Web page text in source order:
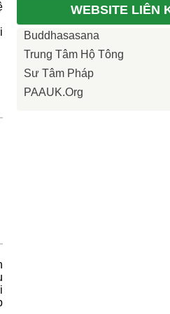
WEBSITE LIÊN
Buddhasasana
Trung Tâm Hộ Tông
Sư Tâm Pháp
PAAUK.org